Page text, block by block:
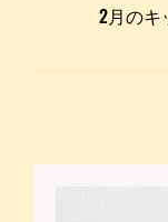
2月のキ